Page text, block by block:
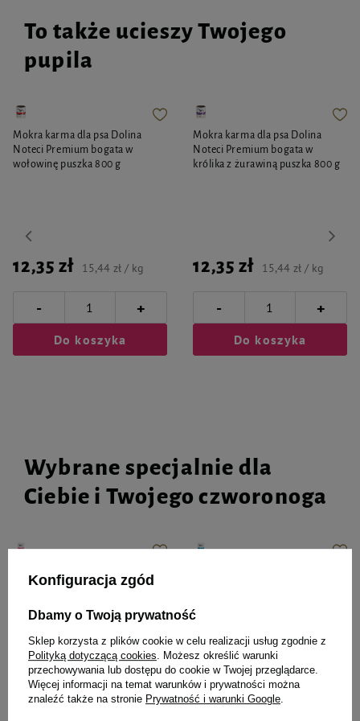
To także ucieszy Twojego
pupila
Mokra karma dla psa Dolina
Noteci Premium bogata w
wołowinę puszka 800 g
12,35 zł 15,44 zł / kg
- +
Do koszyka
Mokra karma dla psa Dolina
Noteci Premium bogata w
królika z żurawiną puszka 800 g
12,35 zł 15,44 zł / kg
- +
Do koszyka
Wybrane specjalnie dla
Ciebie i Twojego czworonoga
Mokra karma dla psów junior
małych ras Dolina Noteci
z wątróbką z gęsi 100 g
4,11 zł 41,10 zł / kg
jagnięce saszetka 100 g
4,11 zł 41,10 zł / kg
Konfiguracja zgód
Dbamy o Twoją prywatność
Sklep korzysta z plików cookie w celu realizacji usług zgodnie z
Polityką dotyczącą cookies . Możesz określić warunki
przechowywania lub dostępu do cookie w Twojej przeglądarce.
Więcej informacji na temat warunków i prywatności można
znaleźć także na stronie Prywatność i warunki Google